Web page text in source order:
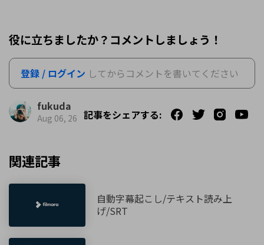
役に立ちましたか？コメントしましょう！
登録 / ログイン してからコメントを書いてください
fukuda
Aug 06, 26 記事をシェアする:
関連記事
自動字幕起こし/テキスト読み上
げ/SRT